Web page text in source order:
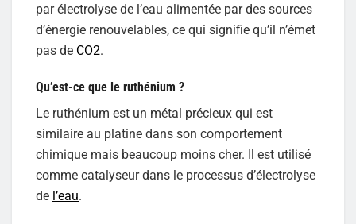
par électrolyse de l’eau alimentée par des sources
d’énergie renouvelables, ce qui signifie qu’il n’émet
pas de CO2.
Qu’est-ce que le ruthénium ?
Le ruthénium est un métal précieux qui est
similaire au platine dans son comportement
chimique mais beaucoup moins cher. Il est utilisé
comme catalyseur dans le processus d’électrolyse
de l’eau.